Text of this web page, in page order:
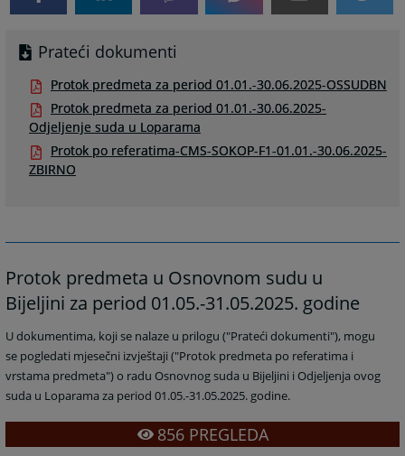
Prateći dokumenti
Protok predmeta za period 01.01.-30.06.2025-OSSUDBN
Protok predmeta za period 01.01.-30.06.2025-
Odjeljenje suda u Loparama
Protok po referatima-CMS-SOKOP-F1-01.01.-30.06.2025-
ZBIRNO
Protok predmeta u Osnovnom sudu u
Bijeljini za period 01.05.-31.05.2025. godine
U dokumentima, koji se nalaze u prilogu ("Prateći dokumenti"), mogu
se pogledati mjesečni izvještaji ("Protok predmeta po referatima i
vrstama predmeta") o radu Osnovnog suda u Bijeljini i Odjeljenja ovog
suda u Loparama za period 01.05.-31.05.2025. godine.
856PREGLEDA